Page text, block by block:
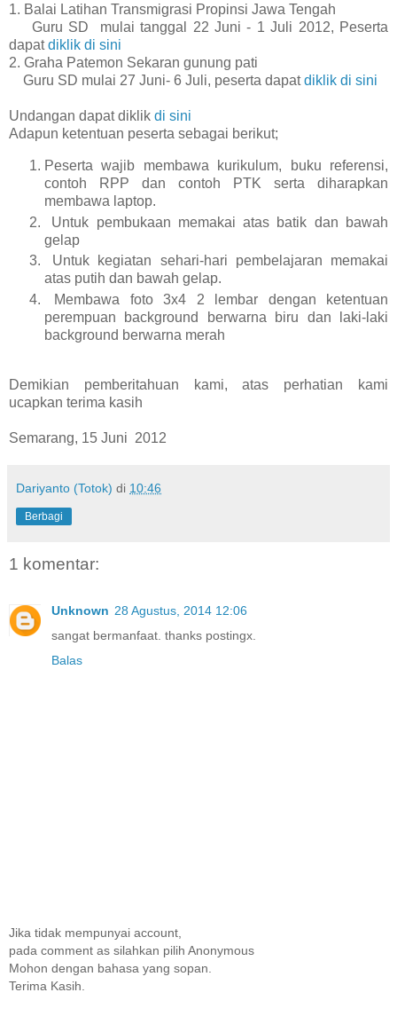
1. Balai Latihan Transmigrasi Propinsi Jawa Tengah
Guru SD mulai tanggal 22 Juni - 1 Juli 2012, Peserta
dapatdiklik di sini
2. Graha Patemon Sekaran gunung pati
Guru SD mulai 27 Juni- 6 Juli, peserta dapatdiklik di sini
Undangan dapat diklik di sini
Adapun ketentuan peserta sebagai berikut;
Peserta wajib membawa kurikulum, buku referensi,
contoh RPP dan contoh PTK serta diharapkan
membawa laptop.
Untuk pembukaan memakai atas batik dan bawah
gelap
Untuk kegiatan sehari-hari pembelajaran memakai
atas putih dan bawah gelap.
Membawa foto 3x4 2 lembar dengan ketentuan
perempuan background berwarna biru dan laki-laki
background berwarna merah
Demikian pemberitahuan kami, atas perhatian kami
ucapkan terima kasih
Semarang, 15 Juni 2012
Dariyanto (Totok) di 10:46
Berbagi
1 komentar:
Unknown 28 Agustus, 2014 12:06
sangat bermanfaat. thanks postingx.
Balas
Jika tidak mempunyai account,
pada comment as silahkan pilih Anonymous
Mohon dengan bahasa yang sopan.
Terima Kasih.